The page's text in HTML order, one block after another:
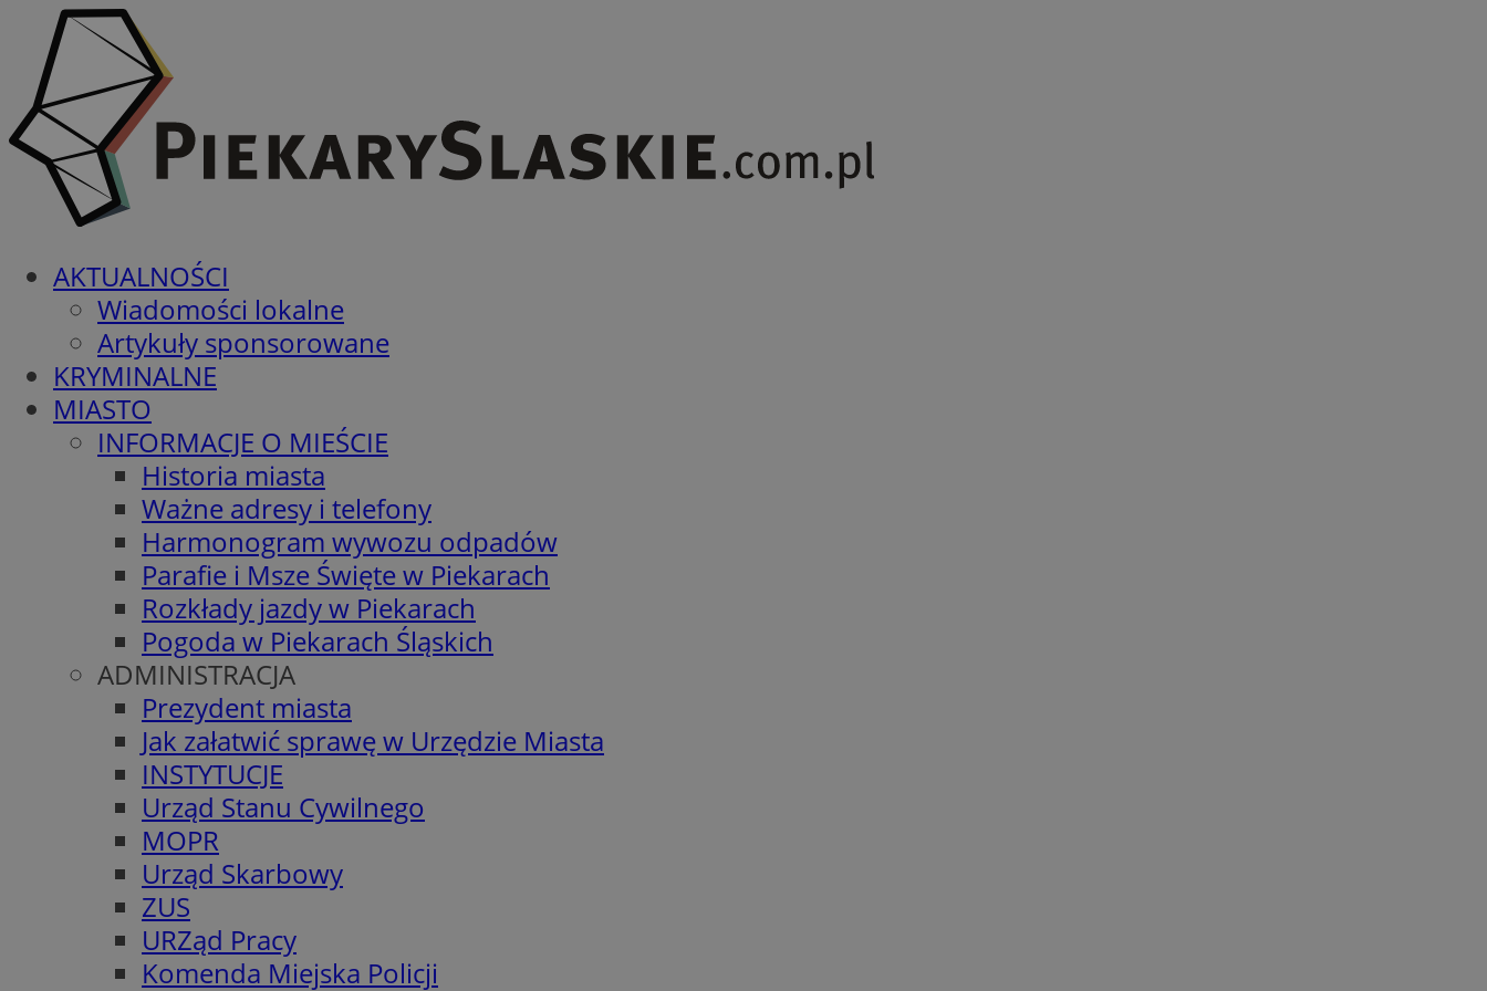
AKTUALNOŚCI
Wiadomości lokalne
Artykuły sponsorowane
KRYMINALNE
MIASTO
INFORMACJE O MIEŚCIE
Historia miasta
Ważne adresy i telefony
Harmonogram wywozu odpadów
Parafie i Msze Święte w Piekarach
Rozkłady jazdy w Piekarach
Pogoda w Piekarach Śląskich
ADMINISTRACJA
Prezydent miasta
Jak załatwić sprawę w Urzędzie Miasta
INSTYTUCJE
Urząd Stanu Cywilnego
MOPR
Urząd Skarbowy
ZUS
URZąd Pracy
Komenda Miejska Policji